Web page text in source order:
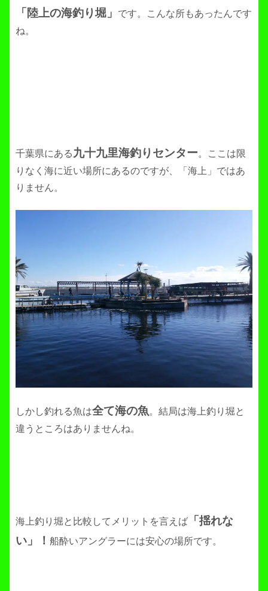
「陸上の海釣り堀」
です。こんな所もあったんです
ね。
千葉県にある九十九里海釣りセンター。ここは限
りなく海に近い場所にあるのですが、「海上」ではあ
りません。
しかし釣れる魚は全て海の魚。結局は海上釣り堀と
違うところはありませんね。
海上釣り堀と比較してメリットを言えば
「揺れな
い」！ 船酔いアングラーには安心の場所です。